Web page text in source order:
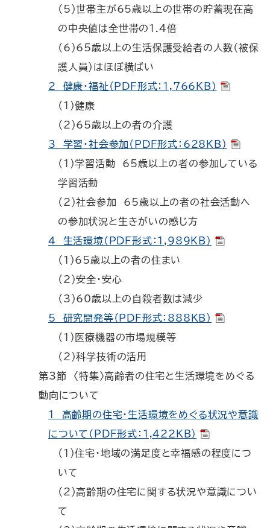
（5）世帯主が65歳以上の世帯の貯蓄現在高
の中央値は全世帯の1.4倍
（6）65歳以上の生活保護受給者の人数（被保
護人員）はほぼ横ばい
2 健康・福祉（PDF形式：1,766KB）
（1）健康
（2）65歳以上の者の介護
3 学習・社会参加（PDF形式：628KB）
（1）学習活動 65歳以上の者の参加している
学習活動
（2）社会参加 65歳以上の者の社会活動へ
の参加状況と生きがいの感じ方
4 生活環境（PDF形式：1,989KB）
（1）65歳以上の者の住まい
（2）安全・安心
（3）60歳以上の自殺者数は減少
5 研究開発等（PDF形式：888KB）
（1）医療機器の市場規模等
（2）科学技術の活用
第3節 〈特集〉高齢者の住宅と生活環境をめぐる
動向について
1 高齢期の住宅・生活環境をめぐる状況や意識
について（PDF形式：1,422KB）
（1）住宅・地域の満足度と幸福感の程度につ
いて
（2）高齢期の住宅に関する状況や意識につい
て